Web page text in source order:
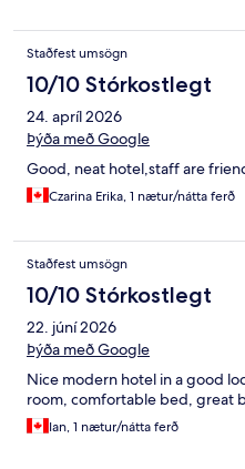
Staðfest umsögn
10/10 Stórkostlegt
24. apríl 2026
Þýða með Google
Good, neat hotel,staff are
Czarina Erika, 1 nætur/nátta ferð
Staðfest umsögn
10/10 Stórkostlegt
22. júní 2026
Þýða með Google
Nice modern hotel in a good
room, comfortable bed, great
Ian, 1 nætur/nátta ferð